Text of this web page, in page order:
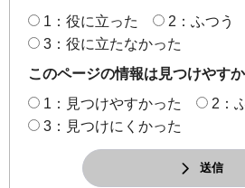
1：役に立った
2：ふつう
3：役に立たなかった
このページの情報は見つけやす
1：見つけやすかった
2：
3：見つけにくかった
送信